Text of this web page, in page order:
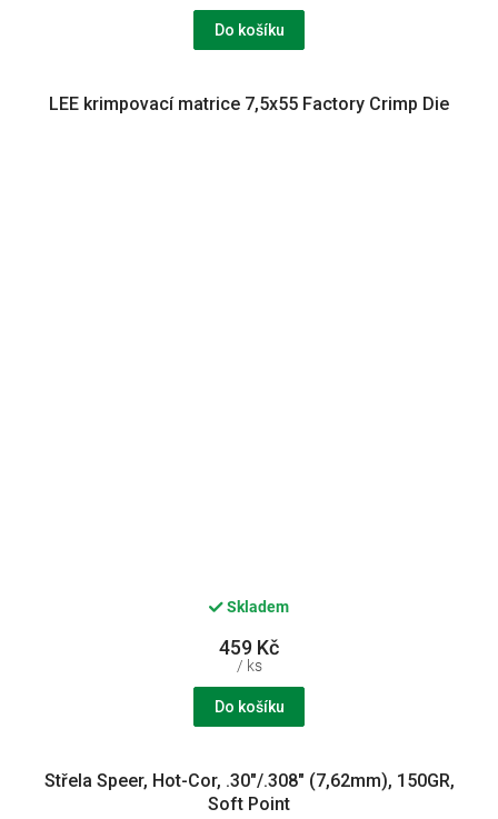
Do košíku
LEE krimpovací matrice 7,5x55 Factory Crimp Die
Skladem
459 Kč
/ ks
Do košíku
Střela Speer, Hot-Cor, .30"/.308" (7,62mm), 150GR,
Soft Point